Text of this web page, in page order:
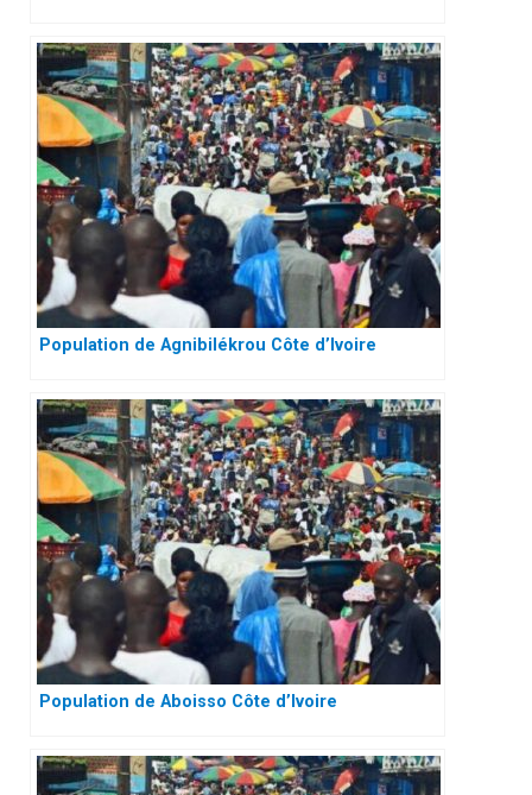
Population de Agnibilékrou Côte d’Ivoire
Population de Aboisso Côte d’Ivoire